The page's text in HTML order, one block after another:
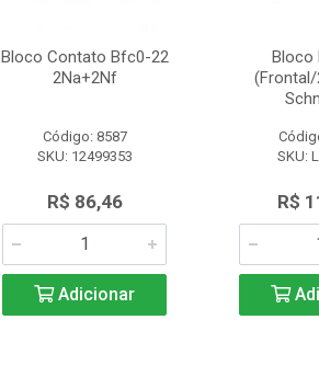
Bloco Contato Bfc0-22
2Na+2Nf
Código: 8587
SKU: 12499353
R$ 86,46
Adicionar
Bloco
SKU:
R$